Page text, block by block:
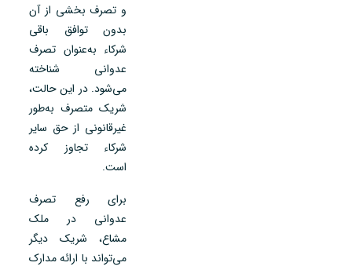
و تصرف بخشی از آن
بدون توافق باقی
شرکاء به‌عنوان تصرف
عدوانی شناخته
می‌شود. در این حالت،
شریک متصرف به‌طور
غیرقانونی از حق سایر
شرکاء تجاوز کرده
است.
برای رفع تصرف
عدوانی در ملک
مشاع، شریک دیگر
می‌تواند با ارائه مدارک